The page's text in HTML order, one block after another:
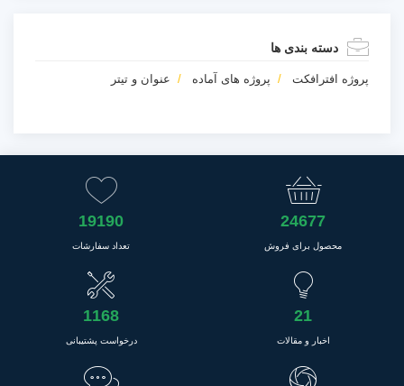
دسته بندی ها
پروژه افترافکت پروژه های آماده عنوان و تیتر
24677
محصول برای فروش
19190
تعداد سفارشات
21
اخبار و مقالات
1168
درخواست پشتیبانی